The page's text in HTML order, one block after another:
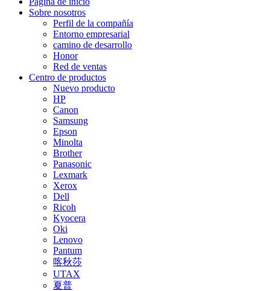
Sobre nosotros
Perfil de la compañía
Entorno empresarial
camino de desarrollo
Honor
Red de ventas
Centro de productos
Nuevo producto
HP
Canon
Samsung
Epson
Minolta
Brother
Panasonic
Lexmark
Xerox
Dell
Ricoh
Kyocera
Oki
Lenovo
Pantum
喀秋莎
UTAX
夏普